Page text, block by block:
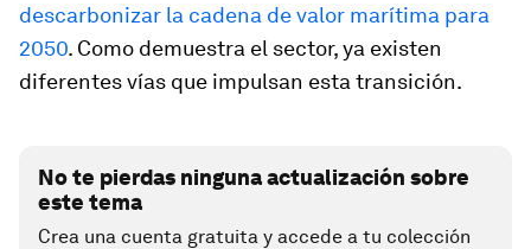
descarbonizar la cadena de valor marítima para
2050. Como demuestra el sector, ya existen
diferentes vías que impulsan esta transición.
No te pierdas ninguna actualización sobre
este tema
Crea una cuenta gratuita y accede a tu colección